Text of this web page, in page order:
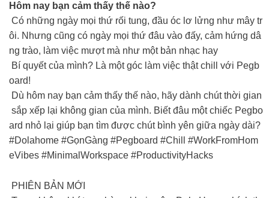
Hôm nay bạn cảm thấy thế nào?
Có những ngày mọi thứ rối tung, đầu óc lơ lửng như mây tr
ôi. Nhưng cũng có ngày mọi thứ đâu vào đấy, cảm hứng dâ
ng trào, làm việc mượt mà như một bản nhạc hay
Bí quyết của mình? Là một góc làm việc thật chill với Pegb
oard!
Dù hôm nay bạn cảm thấy thế nào, hãy dành chút thời gian
sắp xếp lại không gian của mình. Biết đâu một chiếc Pegbo
ard nhỏ lại giúp bạn tìm được chút bình yên giữa ngày dài?
#Dolahome #GọnGàng #Pegboard #Chill #WorkFromHom
eVibes #MinimalWorkspace #ProductivityHacks
PHIÊN BẢN MỚI